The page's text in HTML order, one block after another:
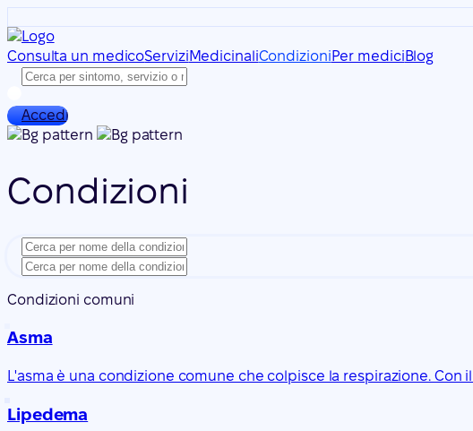
Consulta un medicoServiziMedicinaliCondizioniPer mediciBlog
Accedi
Condizioni
Condizioni comuni
Asma
L'asma è una condizione comune che colpisce la respirazione.
Lipedema